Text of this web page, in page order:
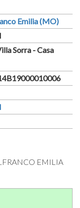
Emilia (MO)
Sorra - Casa
EMILIA